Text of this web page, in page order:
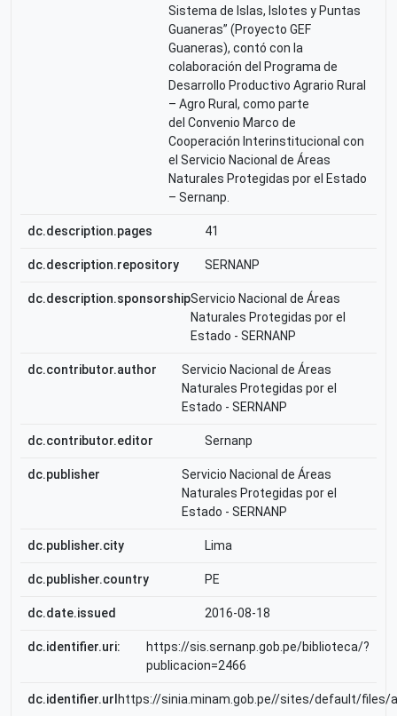
Sistema de Islas, Islotes y Puntas
Guaneras” (Proyecto GEF
Guaneras), contó con la
colaboración del Programa de
Desarrollo Productivo Agrario Rural
– Agro Rural, como parte
del Convenio Marco de
Cooperación Interinstitucional con
el Servicio Nacional de Áreas
Naturales Protegidas por el Estado
– Sernanp.
dc.description.pages 41
dc.description.repository SERNANP
dc.description.sponsorshipServicio Nacional de Áreas
Naturales Protegidas por el
Estado - SERNANP
dc.contributor.author
Servicio Nacional de Áreas
Naturales Protegidas por el
Estado - SERNANP
dc.contributor.editor Sernanp
dc.publisher
Servicio Nacional de Áreas
Naturales Protegidas por el
Estado - SERNANP
dc.publisher.city Lima
dc.publisher.country PE
dc.date.issued 2016-08-18
dc.identifier.uri:
https://sis.sernanp.gob.pe/biblioteca/?
publicacion=2466
dc.identifier.url https://sinia.minam.gob.pe//sites/default/files/